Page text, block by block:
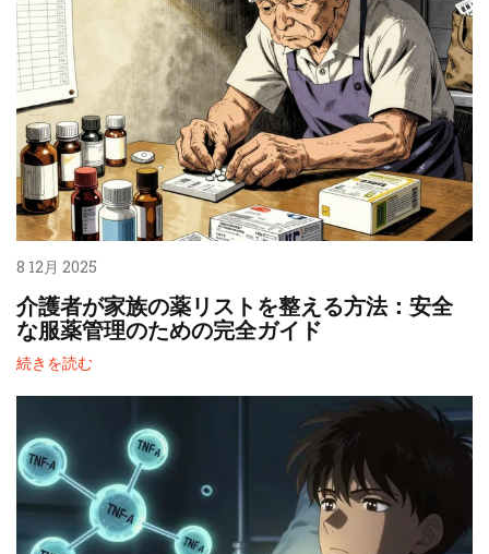
8 12月 2025
介護者が家族の薬リストを整える方法：安全
な服薬管理のための完全ガイド
続きを読む